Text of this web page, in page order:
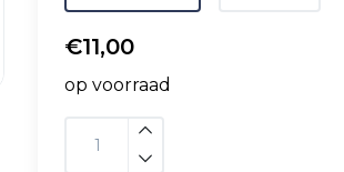
€11,00
op voorraad